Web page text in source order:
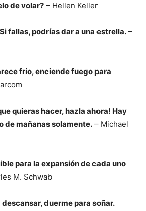
de volar? – Hellen Keller
fallas, podrías dar a una estrella. –
frío, enciende fuego para
quieras hacer, hazla ahora! Hay
de mañanas solamente. – Michael
para la expansión de cada uno
M. Schwab
duerme para soñar.